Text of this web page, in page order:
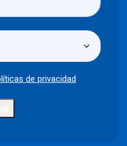
de privacidad